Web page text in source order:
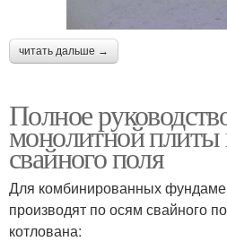
читать дальше →
Полное
монолитной плиты
свайного поля
Для комбинированных
производят по осям свайного
котлована: